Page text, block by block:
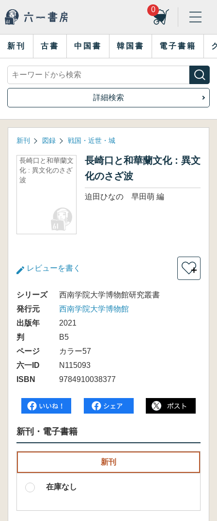
0
新刊 古書 中国書 韓国書 電子書籍
詳細検索
新刊 図録 戦国・近世・城
長崎口と和華蘭文
化 : 異文化のさざ
波
長崎口と和華蘭文化 : 異文
化のさざ波
迫田ひなの 早田萌 編
レビューを書く ＋
シリーズ
西南学院大学博物館研究叢書
発行元
西南学院大学博物館
出版年
2021
判
B5
ページ
カラー57
六一ID
N115093
ISBN
9784910038377
新刊・電子書籍
新刊
在庫なし